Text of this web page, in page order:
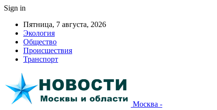
Sign in
Пятница, 7 августа, 2026
Экология
Общество
Происшествия
Транспорт
Москва -